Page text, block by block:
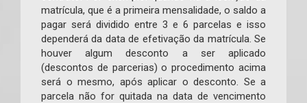
matrícula, que é a primeira mensalidade, o saldo a
pagar será dividido entre 3 e 6 parcelas e isso
dependerá da data de efetivação da matrícula. Se
houver algum desconto a ser aplicado
(descontos de parcerias) o procedimento acima
será o mesmo, após aplicar o desconto. Se a
parcela não for quitada na data de vencimento